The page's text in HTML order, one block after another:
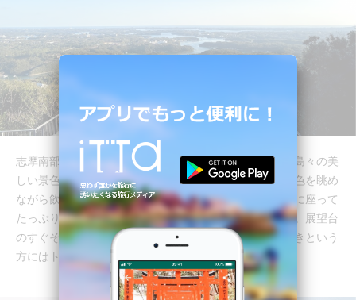
志摩南部にある横山展望台。そこからは英盧湾に浮かぶ島々の美
しい景色を眺めることができます。また、展望台には景色を眺め
ながら飲み物やデザートを楽しめるカフェが。テラス席に座って
たっぷりと美しい景色に浸ってみてはいかがでしょうか。展望台
のすぐそばまで車で行くこともできますし、歩くのが好きという
方にはトレッキングのコースも用意されています。